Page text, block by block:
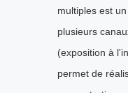
multiples est
plusieurs
(exposition à
permet de